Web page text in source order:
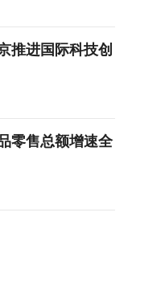
推进国际科技创
零售总额增速全